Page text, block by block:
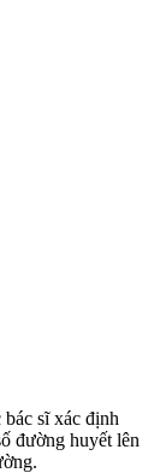
sĩ xác định
đường huyết lên